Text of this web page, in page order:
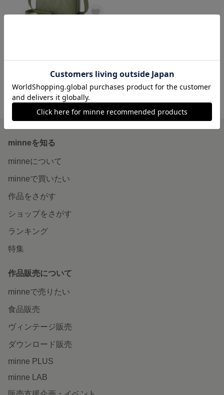
minne ホーム UR の作品一覧
minneを知る
minneについて
minneで買いたい
作品をさがす
ショップをさがす
ランキング
特集
作品販売について
minneで売りたい
食品販売
ヴィンテージ販売
ダウンロード販売
minne PLUS
minne LAB